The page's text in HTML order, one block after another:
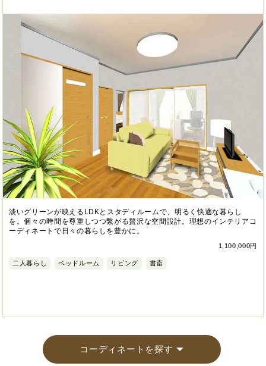
淡いグリーンが映えるLDKとスタディルームで、明るく快適な暮らし
を。個々の時間を尊重しつつ繋がる贅沢な空間設計。理想のインテリアコ
ーディネートで日々の暮らしを豊かに。
1,100,000円
二人暮らし ベッドルーム リビング 書斎
コーディネートを探す